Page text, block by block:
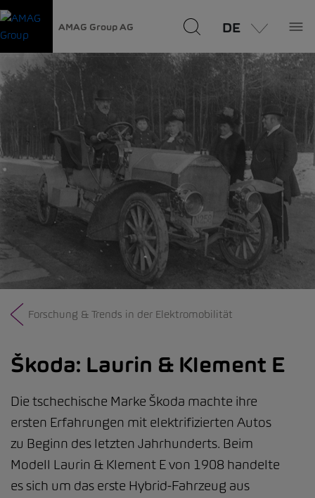
AMAG Group AG DE
Forschung & Trends in der Elektromobilität
Škoda: Laurin & Klement E
Die tschechische Marke Škoda machte ihre
ersten Erfahrungen mit elektrifizierten Autos
zu Beginn des letzten Jahrhunderts. Beim
Modell Laurin & Klement E von 1908 handelte
es sich um das erste Hybrid-Fahrzeug aus